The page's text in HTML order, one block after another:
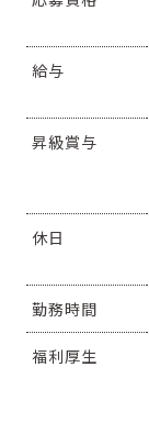
給与
昇級賞与
休日
勤務時間
福利厚生